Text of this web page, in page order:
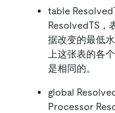
table
ResolvedTS，
据改变的最低
上这张表的各
是相同的。
global
Processor